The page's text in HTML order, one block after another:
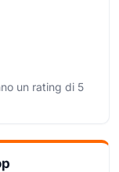
un rating di 5